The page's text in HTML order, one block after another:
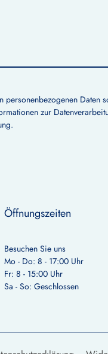
Daten
zur
.
Öffnungszeiten
Besuchen Sie uns
Mo - Do: 8 - 17:00 Uhr
Fr: 8 - 15:00 Uhr
Sa - So: Geschlossen